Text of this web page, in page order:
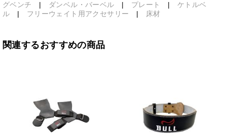
グベンチ
| ダンベル・バーベル | プレート | ケトルベ
ル | フリーウェイト用アクセサリー | 床材
関連するおすすめの商品